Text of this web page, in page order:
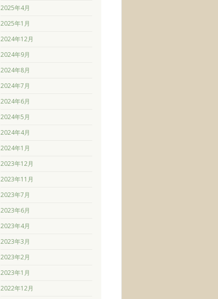
2025年4月
2025年1月
2024年12月
2024年9月
2024年8月
2024年7月
2024年6月
2024年5月
2024年4月
2024年1月
2023年12月
2023年11月
2023年7月
2023年6月
2023年4月
2023年3月
2023年2月
2023年1月
2022年12月